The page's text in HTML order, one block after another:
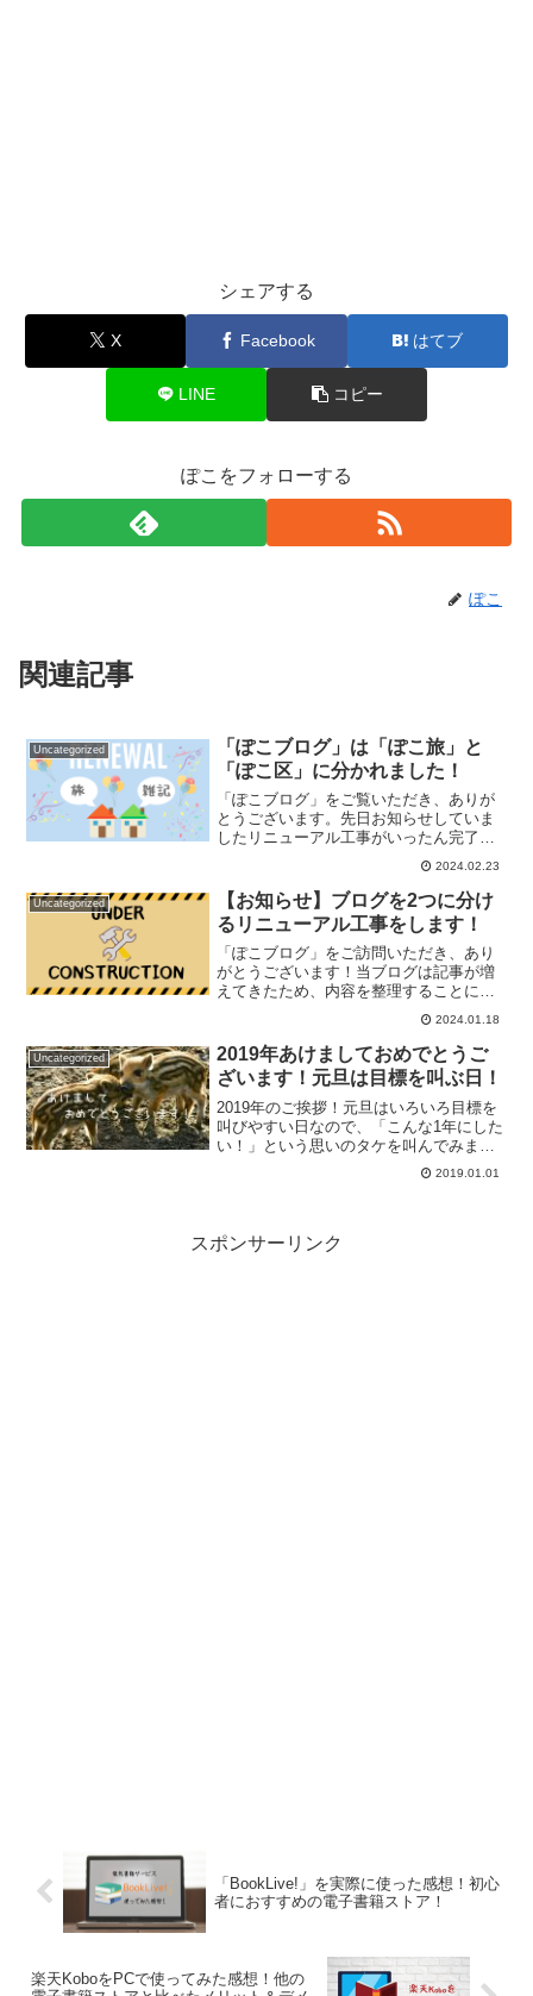
シェアする
X Facebook はてブ
LINE コピー
ぽこをフォローする
ぽこ
関連記事
Uncategorized
「ぽこブログ」は「ぽこ旅」と
「ぽこ区」に分かれました！
「ぽこブログ」をご覧いただき、ありが
とうございます。先日お知らせしていま
したリニューアル工事がいったん完了し
ました！（引っ越し作業があと少しだけ
残っていますが）「ぽこブログ」は2つに
分かれました。旅行専門ブログ「ぽこ
旅」（このブログです）旅...
2024.02.23
Uncategorized
【お知らせ】ブログを2つに分け
るリニューアル工事をします！
「ぽこブログ」をご訪問いただき、あり
がとうございます！当ブログは記事が増
えてきたため、内容を整理することにし
ました。当ブログには旅行系の記事を残
し、旅行専門ブログにします。旅行以外
の記事（高校野球・読書・マンガ・中島
みゆきなど）は、新しいブ...
2024.01.18
Uncategorized
2019年あけましておめでとうご
ざいます！元旦は目標を叫ぶ日！
2019年のご挨拶！元旦はいろいろ目標を
叫びやすい日なので、「こんな1年にした
い！」という思いのタケを叫んでみまし
2019.01.01
スポンサーリンク
「BookLive!」を実際に使った感想！初心
者におすすめの電子書籍ストア！
楽天KoboをPCで使ってみた感想！他の